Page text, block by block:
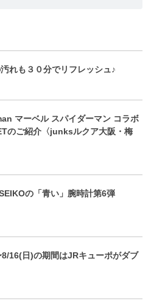
れも３０分でリフレッシュ♪
マーベル スパイダーマン コラボ
のご紹介〈junksルクア大阪・梅
の「青い」腕時計第6弾
8/16(日)の期間はJRキューポがダブ